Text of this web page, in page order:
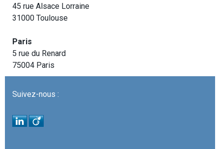
45 rue Alsace Lorraine
31000 Toulouse
Paris
5 rue du Renard
75004 Paris
Suivez-nous :